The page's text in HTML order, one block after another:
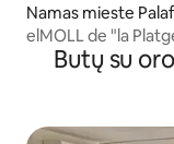
Namas mieste
elMOLL de "la
Butų su